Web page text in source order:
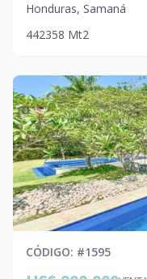
Honduras, Samaná
442358 Mt2
CÓDIGO: #1595